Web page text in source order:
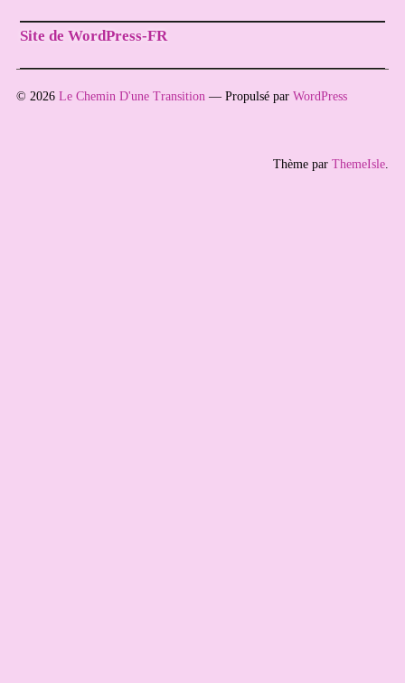
Site de WordPress-FR
© 2026 Le Chemin D'une Transition— Propulsé par WordPress
Thème parThemeIsle.